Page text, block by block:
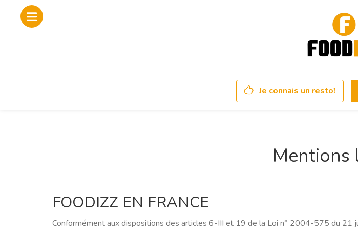
Je connais un resto!
Mentions
FOODIZZ EN FRANCE
Conformément aux dispositions des articles 6-III et 19 de la Loi n° 2004-575 du 21